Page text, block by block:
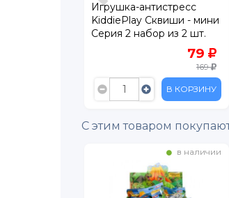
Игрушка-антистресс
KiddiePlay Сквиши - мини
Серия 2 набор из 2 шт.
79
169
В КОРЗИНУ
С этим товаром
в наличии